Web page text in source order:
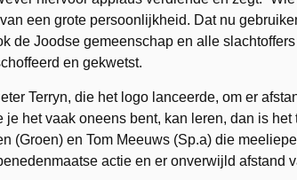
een grote persoonlijkheid. Dat nu
de Joodse gemeenschap en alle
en gekwetst.
Terryn, die het logo lanceerde, om er
het vaak oneens bent, kan leren, dan is het
(Groen) en Tom Meeuws (Sp.a) die
actie en er onverwijld afstand